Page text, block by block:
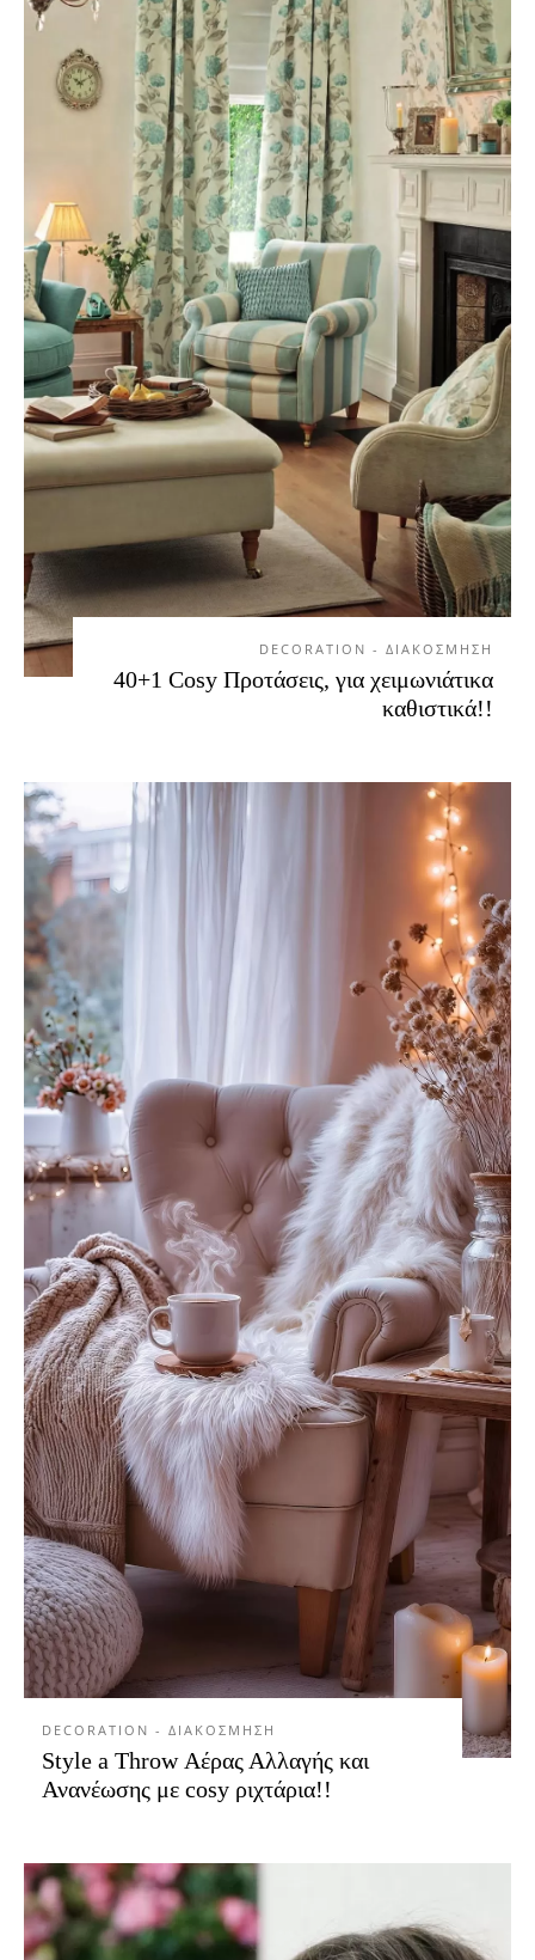
DECORATION - ΔΙΑΚΟΣΜΗΣΗ
40+1 Cosy Προτάσεις, για χειμωνιάτικα
καθιστικά!!
DECORATION - ΔΙΑΚΟΣΜΗΣΗ
Style a Throw Αέρας Αλλαγής και
Ανανέωσης με cosy ριχτάρια!!